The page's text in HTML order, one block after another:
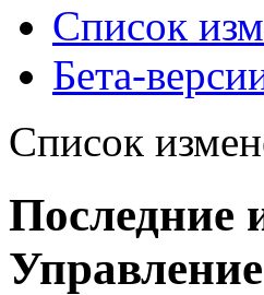
Список
Бета-
Список
Последние